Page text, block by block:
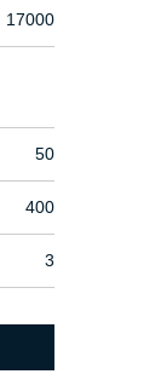
17000
50
400
3